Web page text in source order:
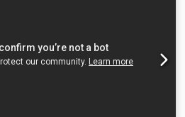
DE LA MÁQUINA Horas
1.500 h Dodpfx Aozkr Rtelgekr
2.200 x 2.900 x 2.200